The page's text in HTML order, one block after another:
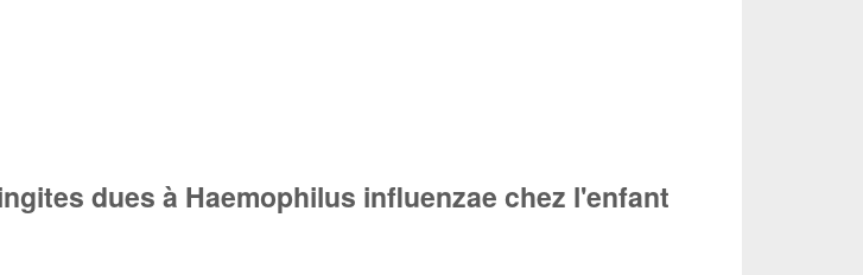
dues à Haemophilus influenzae chez l'enfant